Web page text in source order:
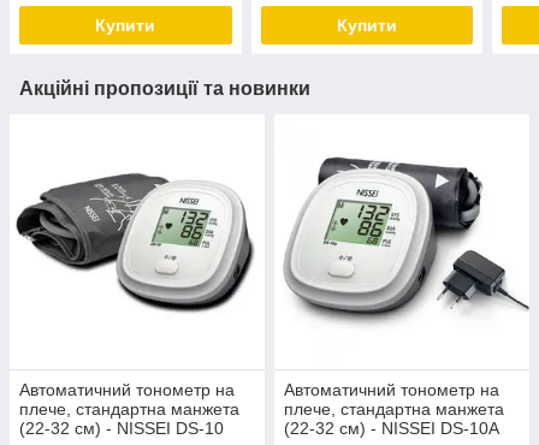
Купити Купити
Акційні пропозиції та новинки
Автоматичний тонометр на
плече, стандартна манжета
(22-32 см) - NISSEI DS-10
Автоматичний тонометр на
плече, стандартна манжета
(22-32 см) - NISSEI DS-10A